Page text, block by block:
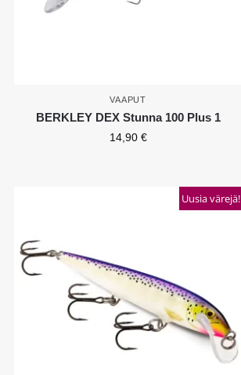
VAAPUT
BERKLEY DEX Stunna 100 Plus 1
14,90 €
Uusia värejä!